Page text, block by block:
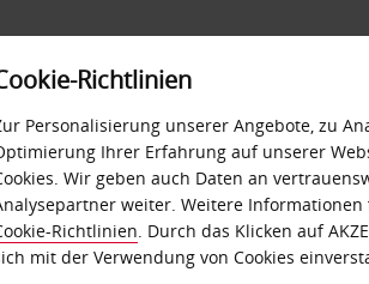
SELF-SERVICES
Richtlinien
Personalisierung unserer Angebote, zu
Ihrer Erfahrung auf unserer
Wir geben auch Daten an
weiter. Weitere
Richtlinien. Durch das Klicken auf
mit der Verwendung von Cookies